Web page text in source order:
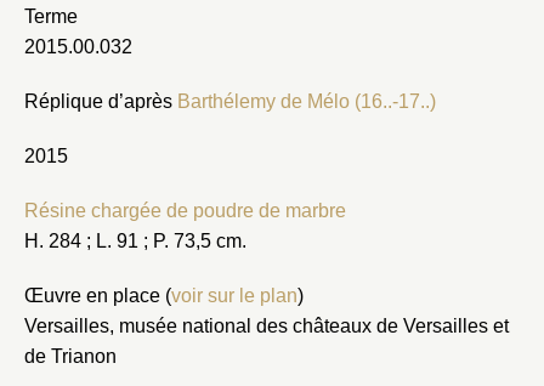
Terme
2015.00.032
Réplique d’après Barthélemy de Mélo (16..-17..)
2015
Résine chargée de poudre de marbre
H. 284 ; L. 91 ; P. 73,5 cm.
Œuvre en place (voir sur le plan)
Versailles, musée national des châteaux de Versailles et
de Trianon
Choix du dossier où ajouter la
notice
Nom du dossier
Nouveau dossier
Connexion
Courriel